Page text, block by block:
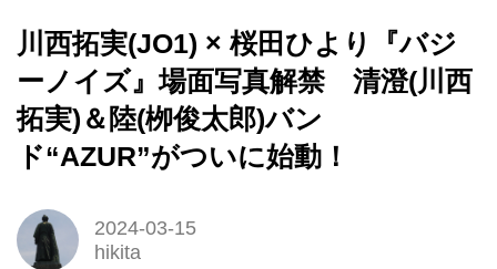
川西拓実(JO1) × 桜田ひより『バジ
ーノイズ』場面写真解禁 清澄(川西
拓実)＆陸(栁俊太郎)バン
ド“AZUR”がついに始動！
2024-03-15
hikita